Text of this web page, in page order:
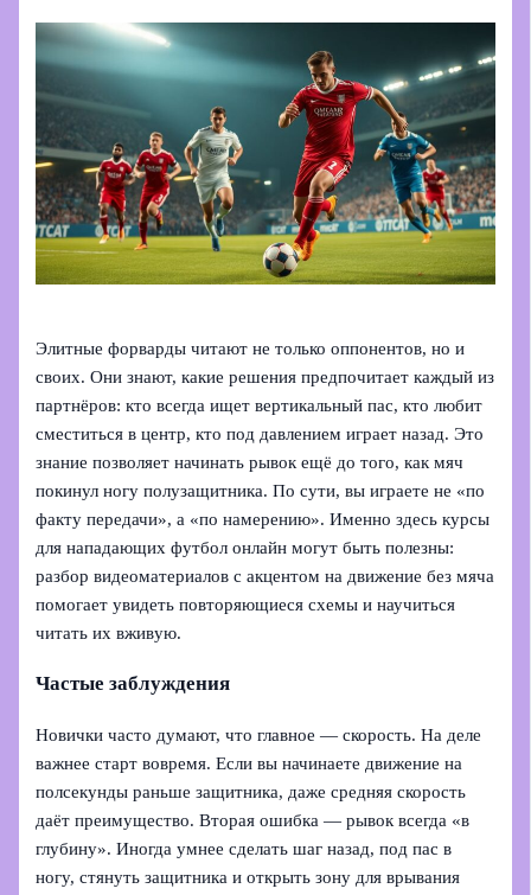
Элитные форварды читают не только оппонентов, но и
своих. Они знают, какие решения предпочитает каждый из
партнёров: кто всегда ищет вертикальный пас, кто любит
сместиться в центр, кто под давлением играет назад. Это
знание позволяет начинать рывок ещё до того, как мяч
покинул ногу полузащитника. По сути, вы играете не «по
факту передачи», а «по намерению». Именно здесь курсы
для нападающих футбол онлайн могут быть полезны:
разбор видеоматериалов с акцентом на движение без мяча
помогает увидеть повторяющиеся схемы и научиться
читать их вживую.
Частые заблуждения
Новички часто думают, что главное — скорость. На деле
важнее старт вовремя. Если вы начинаете движение на
полсекунды раньше защитника, даже средняя скорость
даёт преимущество. Вторая ошибка — рывок всегда «в
глубину». Иногда умнее сделать шаг назад, под пас в
ногу, стянуть защитника и открыть зону для врывания